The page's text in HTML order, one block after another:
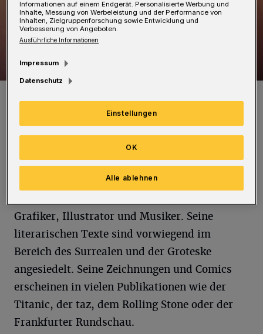
E
ugen Egner wurde 1951 geboren und lebt
Grafiker, Illustrator und Musiker. Seine
literarischen Texte sind vorwiegend im
Bereich des Surrealen und der Groteske
angesiedelt. Seine Zeichnungen und Comics
erscheinen in vielen Publikationen wie der
Titanic, der taz, dem Rolling Stone oder der
Frankfurter Rundschau.
Informationen auf einem Endgerät. Personalisierte Werbung und
Inhalte, Messung von Werbeleistung und der Performance von
Inhalten, Zielgruppenforschung sowie Entwicklung und
Verbesserung von Angeboten.
Ausführliche Informationen
Impressum
Datenschutz
Einstellungen
Alle ablehnen
OK